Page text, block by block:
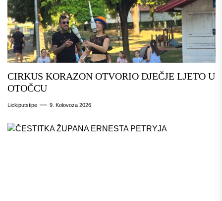
CIRKUS KORAZON OTVORIO DJEČJE LJETO U
OTOČCU
Lickiputstipe 9. Kolovoza 2026.